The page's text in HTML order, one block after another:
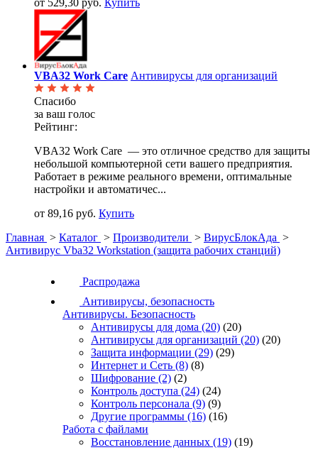
VBA32 Work Care Антивирусы для организаций
Спасибо
за ваш голос
Рейтинг:
VBA32 Work Care — это отличное средство для защиты
небольшой компьютерной сети вашего предприятия.
Работает в режиме реального времени, оптимальные
настройки и автоматичес...
от 89,16 руб. Купить
Главная > Каталог > Производители > ВирусБлокАда >
Антивирус Vba32 Workstation (защита рабочих станций)
Распродажа
Антивирусы, безопасность
Антивирусы. Безопасность
Антивирусы для дома (20) (20)
Антивирусы для организаций (20) (20)
Защита информации (29) (29)
Интернет и Сеть (8) (8)
Шифрование (2) (2)
Контроль доступа (24) (24)
Контроль персонала (9) (9)
Другие программы (16) (16)
Работа с файлами
Восстановление данных (19) (19)